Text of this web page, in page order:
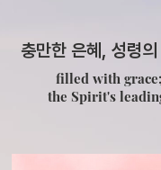
충만한 은혜, 성령의
filled with grace;
the Spirit's